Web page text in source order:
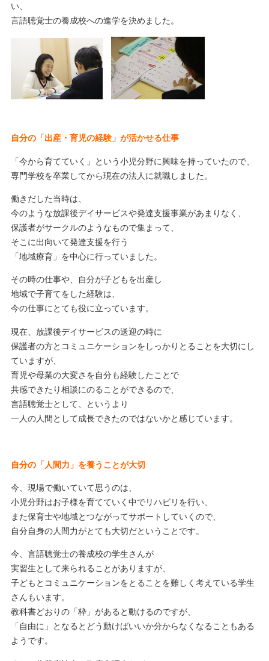
い、
言語聴覚士の養成校への進学を決めました。
自分の「出産・育児の経験」が活かせる仕事
「今から育てていく」という小児分野に興味を持っていたので、
専門学校を卒業してから現在の法人に就職しました。
働きだした当時は、
今のような放課後デイサービスや発達支援事業があまりなく、
保護者がサークルのようなもので集まって、
そこに出向いて発達支援を行う
「地域療育」を中心に行っていました。
その時の仕事や、自分が子どもを出産し
地域で子育てをした経験は、
今の仕事にとても役に立っています。
現在、放課後デイサービスの送迎の時に
保護者の方とコミュニケーションをしっかりとることを大切にし
ていますが、
育児や母業の大変さを自分も経験したことで
共感できたり相談にのることができるので、
言語聴覚士として、というより
一人の人間として成長できたのではないかと感じています。
自分の「人間力」を養うことが大切
今、現場で働いていて思うのは、
小児分野はお子様を育てていく中でリハビリを行い、
また保育士や地域とつながってサポートしていくので、
自分自身の人間力がとても大切だということです。
今、言語聴覚士の養成校の学生さんが
実習生として来られることがありますが、
子どもとコミュニケーションをとることを難しく考えている学生
さんもいます。
教科書どおりの「枠」があると動けるのですが、
「自由に」となるとどう動けばいいか分からなくなることもある
ようです。